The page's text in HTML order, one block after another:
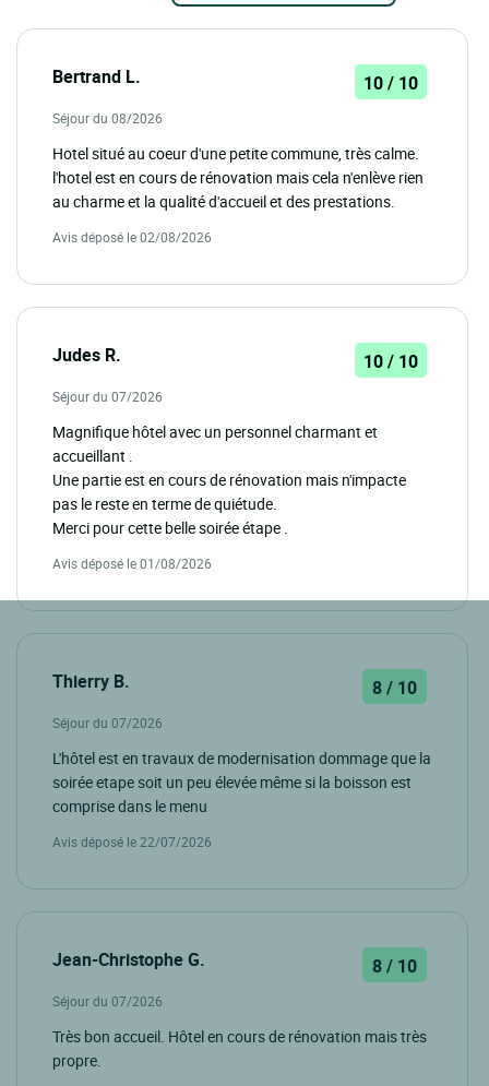
Bertrand L. 10 / 10
Séjour du 08/2026
Hotel situé au coeur d'une petite commune, très calme.
l'hotel est en cours de rénovation mais cela n'enlève rien
au charme et la qualité d'accueil et des prestations.
Avis déposé le 02/08/2026
Judes R. 10 / 10
Séjour du 07/2026
Magnifique hôtel avec un personnel charmant et
accueillant .
Une partie est en cours de rénovation mais n'impacte
pas le reste en terme de quiétude.
Merci pour cette belle soirée étape .
Avis déposé le 01/08/2026
Thierry B. 8 / 10
Séjour du 07/2026
L'hôtel est en travaux de modernisation dommage que la
soirée etape soit un peu élevée même si la boisson est
comprise dans le menu
Avis déposé le 22/07/2026
Jean-Christophe G. 8 / 10
Séjour du 07/2026
Très bon accueil. Hôtel en cours de rénovation mais très
propre.